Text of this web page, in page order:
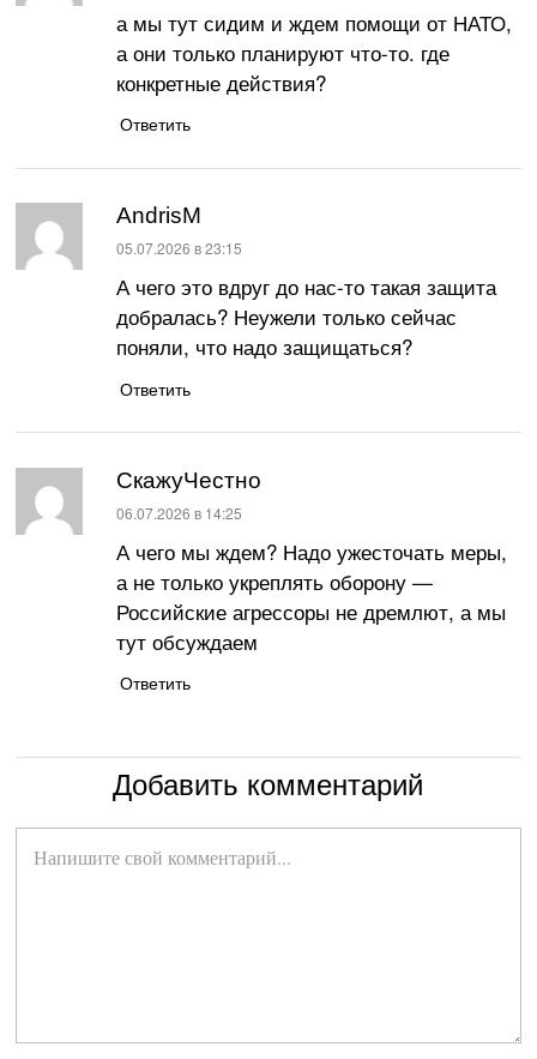
а мы тут сидим и ждем помощи от НАТО,
а они только планируют что-то. где
конкретные действия?
Ответить
AndrisM
:
05.07.2026 в 23:15
А чего это вдруг до нас-то такая защита
добралась? Неужели только сейчас
поняли, что надо защищаться?
Ответить
СкажуЧестно
:
06.07.2026 в 14:25
А чего мы ждем? Надо ужесточать меры,
а не только укреплять оборону —
Российские агрессоры не дремлют, а мы
тут обсуждаем
Ответить
Добавить комментарий